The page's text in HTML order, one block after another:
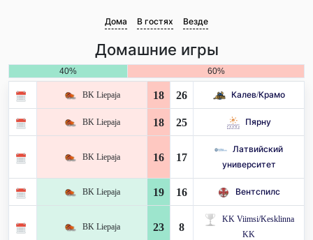
Дома В гостях Везде
Домашние игры
40% 60%
BK Liepaja 18 26 Калев/Крамо
BK Liepaja 18 25 Пярну
BK Liepaja 16 17
Латвийский
университет
BK Liepaja 19 16 Вентспилс
BK Liepaja 23 8
KK Viimsi/Kesklinna
KK